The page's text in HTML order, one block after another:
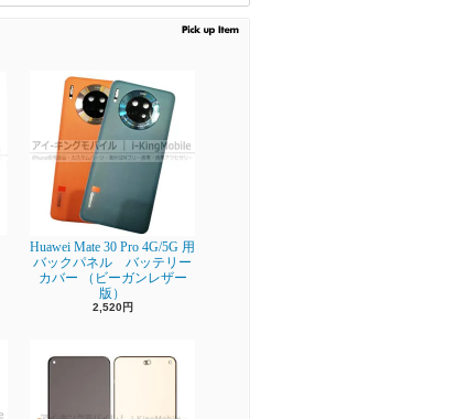
Huawei Mate 30 Pro 4G/5G 用
バックパネル バッテリー
カバー （ビーガンレザー
版）
2,520円